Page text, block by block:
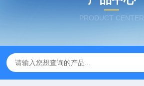
PRODUCT CENTER